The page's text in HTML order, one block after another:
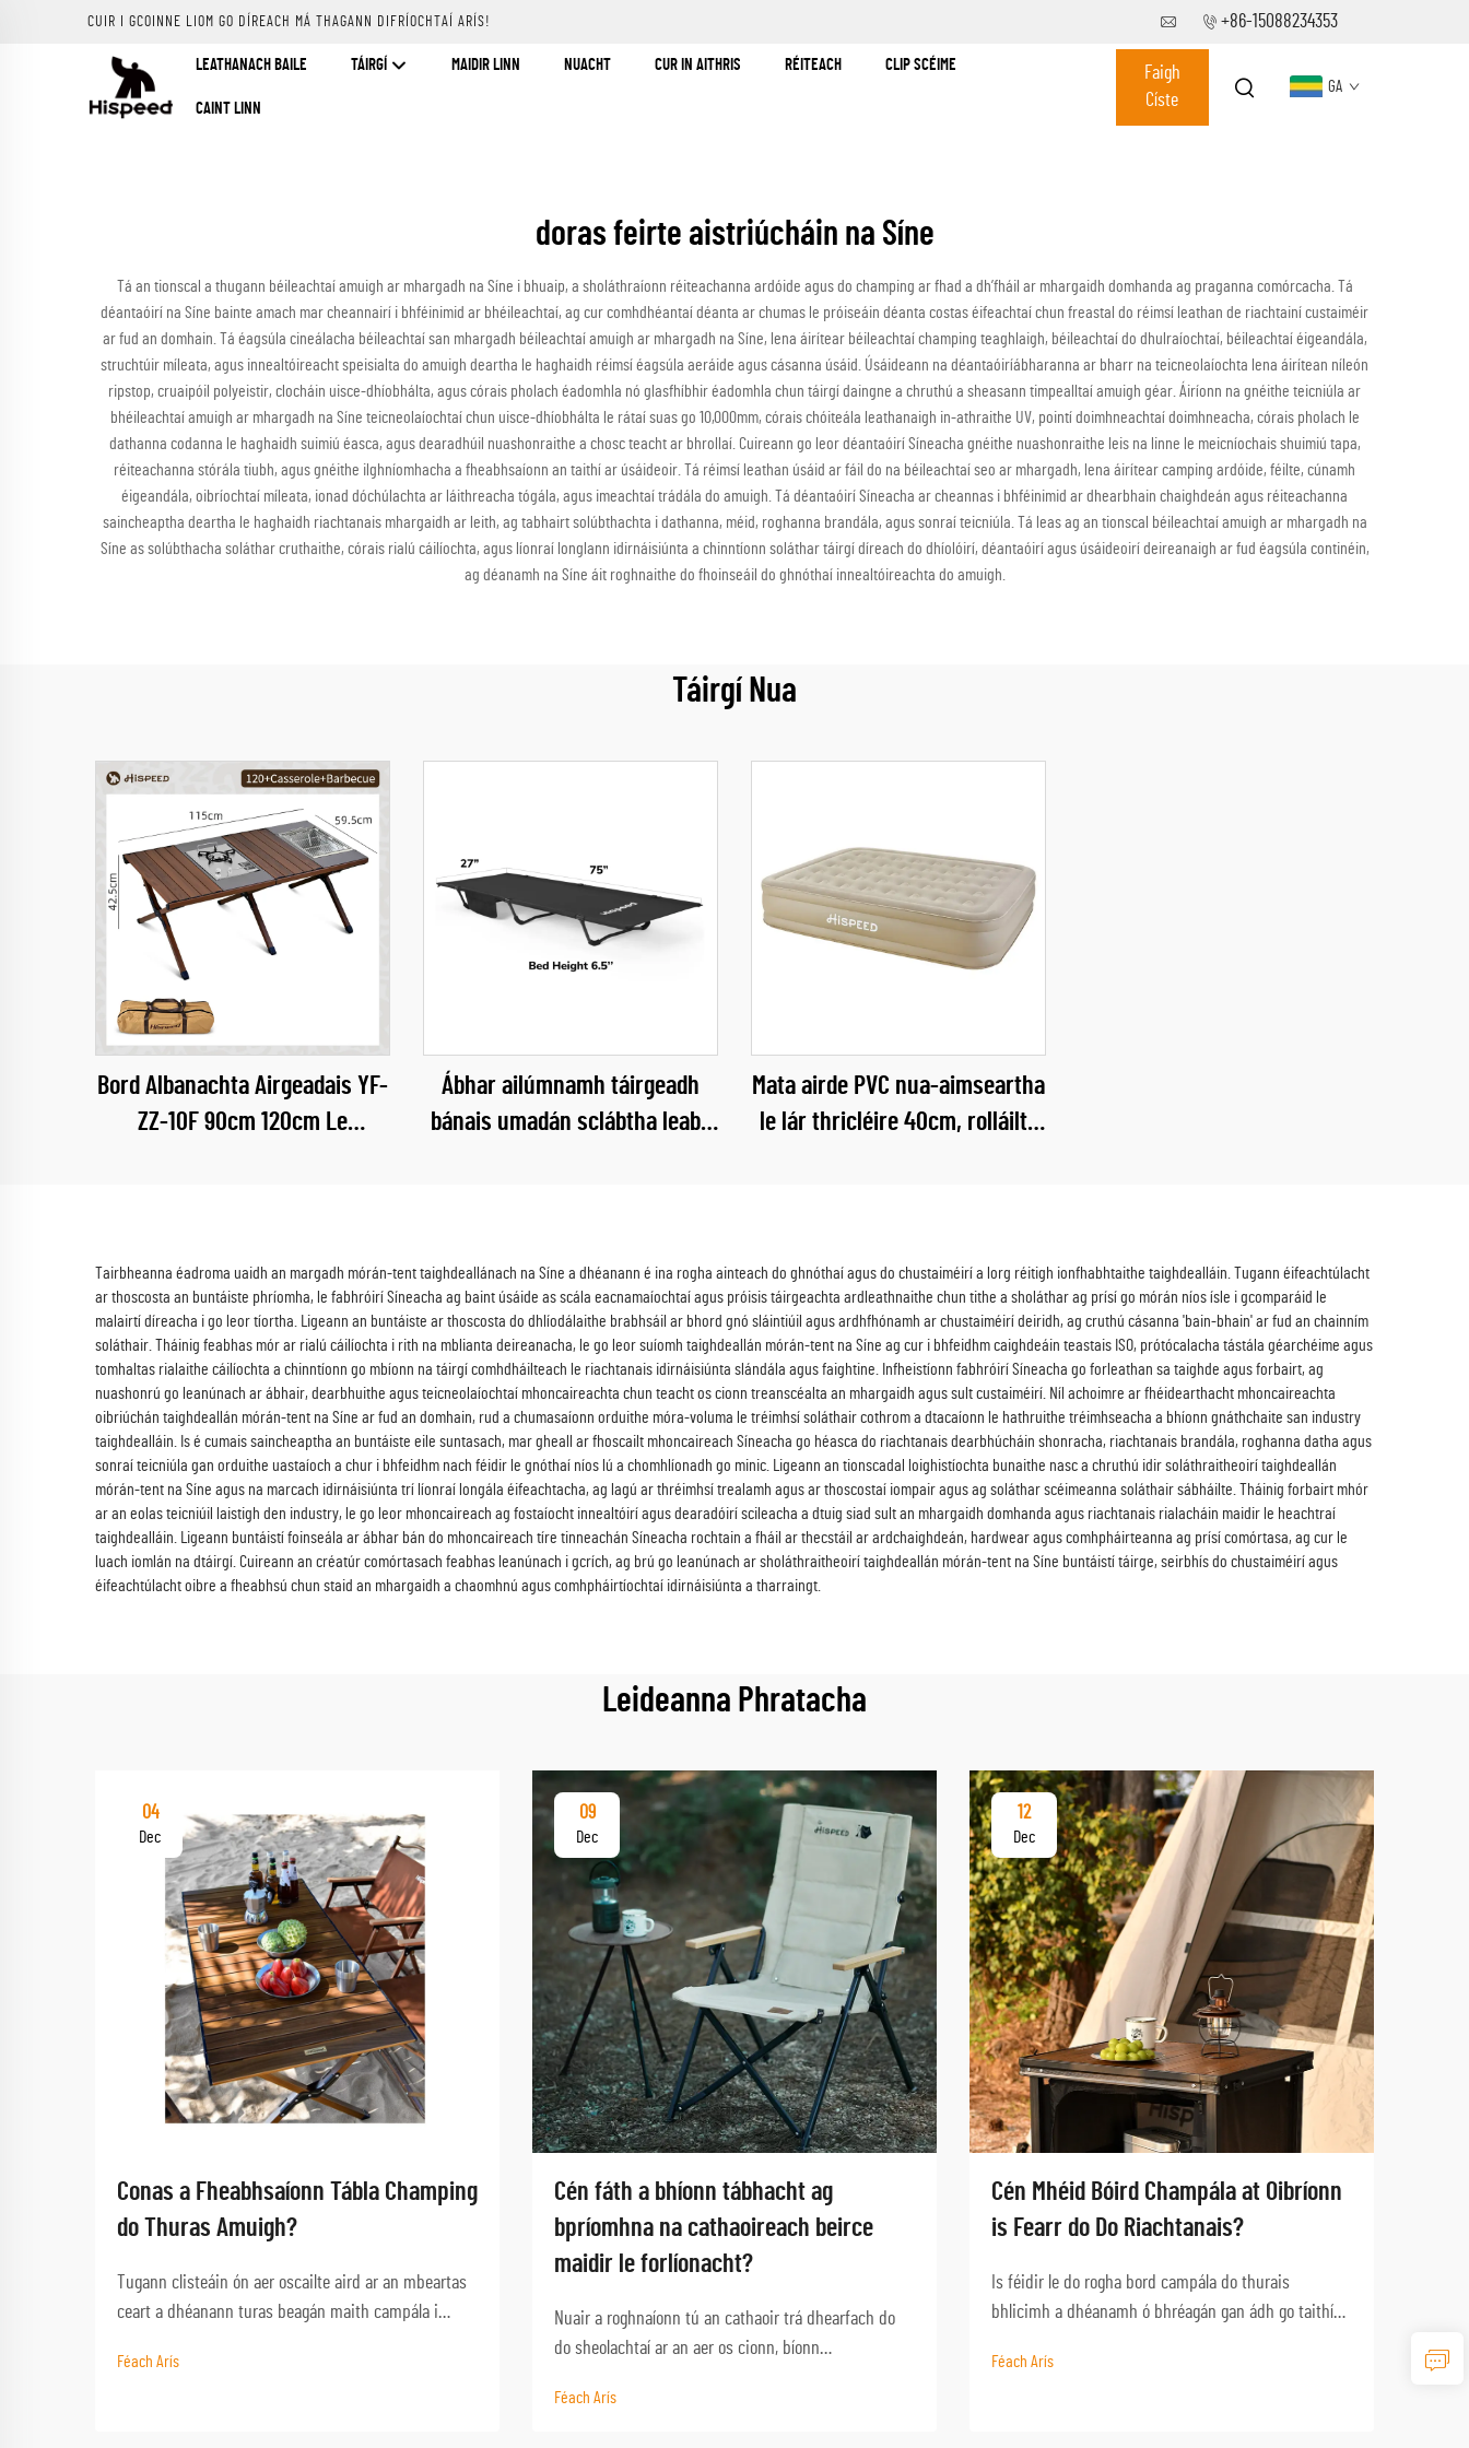
CUIR I GCOINNE LIOM GO DÍREACH MÁ THAGANN DIFRÍOCHTAÍ ARÍS! +86-15088234353
LEATHANACH BAILE TÁIRGÍ MAIDIR LINN NUACHT CUR IN AITHRIS RÉITEACH CLIP SCÉIME
CAINT LINN
Faigh
Císte
GA
doras feirte aistriúcháin na Síne
Tá an tionscal a thugann béileachtaí amuigh ar mhargadh na Síne i bhuaip, a sholáthraíonn réiteachanna ardóide agus do champing ar fhad a dh’fháil ar mhargaidh domhanda ag praganna comórcacha. Tá
déantaóirí na Síne bainte amach mar cheannairí i bhféinimid ar bhéileachtaí, ag cur comhdhéantaí déanta ar chumas le próiseáin déanta costas éifeachtaí chun freastal do réimsí leathan de riachtainí custaiméir
ar fud an domhain. Tá éagsúla cineálacha béileachtaí san mhargadh béileachtaí amuigh ar mhargadh na Síne, lena áirítear béileachtaí champing teaghlaigh, béileachtaí do dhulraíochtaí, béileachtaí éigeandála,
struchtúir míleata, agus innealtóireacht speisialta do amuigh deartha le haghaidh réimsí éagsúla aeráide agus cásanna úsáid. Úsáideann na déantaóiríábharanna ar bharr na teicneolaíochta lena áirítean níleón
ripstop, cruaipóil polyeistir, clocháin uisce-dhíobhálta, agus córais pholach éadomhla nó glasfhíbhir éadomhla chun táirgí daingne a chruthú a sheasann timpealltaí amuigh géar. Áiríonn na gnéithe teicniúla ar
bhéileachtaí amuigh ar mhargadh na Síne teicneolaíochtaí chun uisce-dhíobhálta le rátaí suas go 10,000mm, córais chóiteála leathanaigh in-athraithe UV, pointí doimhneachtaí doimhneacha, córais pholach le
dathanna codanna le haghaidh suimiú éasca, agus dearadhúil nuashonraithe a chosc teacht ar bhrollaí. Cuireann go leor déantaóirí Síneacha gnéithe nuashonraithe leis na linne le meicníochais shuimiú tapa,
réiteachanna stórála tiubh, agus gnéithe ilghníomhacha a fheabhsaíonn an taithí ar úsáideoir. Tá réimsí leathan úsáid ar fáil do na béileachtaí seo ar mhargadh, lena áirítear camping ardóide, féilte, cúnamh
éigeandála, oibríochtaí míleata, ionad dóchúlachta ar láithreacha tógála, agus imeachtaí trádála do amuigh. Tá déantaóirí Síneacha ar cheannas i bhféinimid ar dhearbhain chaighdeán agus réiteachanna
saincheaptha deartha le haghaidh riachtanais mhargaidh ar leith, ag tabhairt solúbthachta i dathanna, méid, roghanna brandála, agus sonraí teicniúla. Tá leas ag an tionscal béileachtaí amuigh ar mhargadh na
Síne as solúbthacha soláthar cruthaithe, córais rialú cáilíochta, agus líonraí longlann idirnáisiúnta a chinntíonn soláthar táirgí díreach do dhíolóirí, déantaóirí agus úsáideoirí deireanaigh ar fud éagsúla continéin,
ag déanamh na Síne áit roghnaithe do fhoinseáil do ghnóthaí innealtóireachta do amuigh.
Táirgí Nua
Bord Albanachta Airgeadais YF-
ZZ-10F 90cm 120cm Le
Ábhar ailúmnamh táirgeadh
bánais umadán sclábtha leaba
Mata airde PVC nua-aimseartha
le lár thricléire 40cm, rolláilte
Tairbheanna éadroma uaidh an margadh mórán-tent taighdeallánach na Síne a dhéanann é ina rogha ainteach do ghnóthaí agus do chustaiméirí a lorg réitigh ionfhabhtaithe taighdealláin. Tugann éifeachtúlacht
ar thoscosta an buntáiste phríomha, le fabhróirí Síneacha ag baint úsáide as scála eacnamaíochtaí agus próisis táirgeachta ardleathnaithe chun tithe a sholáthar ag prísí go mórán níos ísle i gcomparáid le
malairtí díreacha i go leor tíortha. Ligeann an buntáiste ar thoscosta do dhlíodálaithe brabhsáil ar bhord gnó sláintiúil agus ardhfhónamh ar chustaiméirí deiridh, ag cruthú cásanna 'bain-bhain' ar fud an chainním
soláthair. Tháinig feabhas mór ar rialú cáilíochta i rith na mblianta deireanacha, le go leor suíomh taighdeallán mórán-tent na Síne ag cur i bhfeidhm caighdeáin teastais ISO, prótócalacha tástála géarchéime agus
tomhaltas rialaithe cáilíochta a chinntíonn go mbíonn na táirgí comhdháilteach le riachtanais idirnáisiúnta slándála agus faightine. Infheistíonn fabhróirí Síneacha go forleathan sa taighde agus forbairt, ag
nuashonrú go leanúnach ar ábhair, dearbhuithe agus teicneolaíochtaí mhoncaireachta chun teacht os cionn treanscéalta an mhargaidh agus sult custaiméirí. Níl achoimre ar fhéidearthacht mhoncaireachta
oibriúchán taighdeallán mórán-tent na Síne ar fud an domhain, rud a chumasaíonn orduithe móra-voluma le tréimhsí soláthair cothrom a dtacaíonn le hathruithe tréimhseacha a bhíonn gnáthchaite san industry
taighdealláin. Is é cumais saincheaptha an buntáiste eile suntasach, mar gheall ar fhoscailt mhoncaireach Síneacha go héasca do riachtanais dearbhúcháin shonracha, riachtanais brandála, roghanna datha agus
sonraí teicniúla gan orduithe uastaíoch a chur i bhfeidhm nach féidir le gnóthaí níos lú a chomhlíonadh go minic. Ligeann an tionscadal loighistíochta bunaithe nasc a chruthú idir soláthraitheoirí taighdeallán
mórán-tent na Síne agus na marcach idirnáisiúnta trí líonraí longála éifeachtacha, ag lagú ar thréimhsí trealamh agus ar thoscostaí iompair agus ag soláthar scéimeanna soláthair sábháilte. Tháinig forbairt mhór
ar an eolas teicniúil laistigh den industry, le go leor mhoncaireach ag fostaíocht innealtóirí agus dearadóirí scileacha a dtuig siad sult an mhargaidh domhanda agus riachtanais rialacháin maidir le heachtraí
taighdealláin. Ligeann buntáistí foinseála ar ábhar bán do mhoncaireach tíre tinneachán Síneacha rochtain a fháil ar thecstáil ar ardchaighdeán, hardwear agus comhpháirteanna ag prísí comórtasa, ag cur le
luach iomlán na dtáirgí. Cuireann an créatúr comórtasach feabhas leanúnach i gcrích, ag brú go leanúnach ar sholáthraitheoirí taighdeallán mórán-tent na Síne buntáistí táirge, seirbhís do chustaiméirí agus
éifeachtúlacht oibre a fheabhsú chun staid an mhargaidh a chaomhnú agus comhpháirtíochtaí idirnáisiúnta a tharraingt.
Leideanna Phratacha
04
Dec
Conas a Fheabhsaíonn Tábla Champing
do Thuras Amuigh?
Tugann clisteáin ón aer oscailte aird ar an mbeartas
ceart a dhéanann turas beagán maith campála i
mó neamhaisithe ná tábla cáilíochta, a sheirbheálann
Féach Arís
09
Dec
Cén fáth a bhíonn tábhacht ag
bpríomhna na cathaoireach beirce
maidir le forlíonacht?
Nuair a roghnaíonn tú an cathaoir trá dhearfach do
do sheolachtaí ar an aer os cionn, bíonn
tábhachtúla a chinntíonn dlúsas fhadtéarmach agus
Féach Arís
12
Dec
Cén Mhéid Bóird Champála at Oibríonn
is Fearr do Do Riachtanais?
Is féidir le do rogha bord campála do thurais
bhlicimh a dhéanamh ó bhréagán gan ádh go taithí
turas seachtaine campála le do theaghlach nó ag dul
Féach Arís Féach